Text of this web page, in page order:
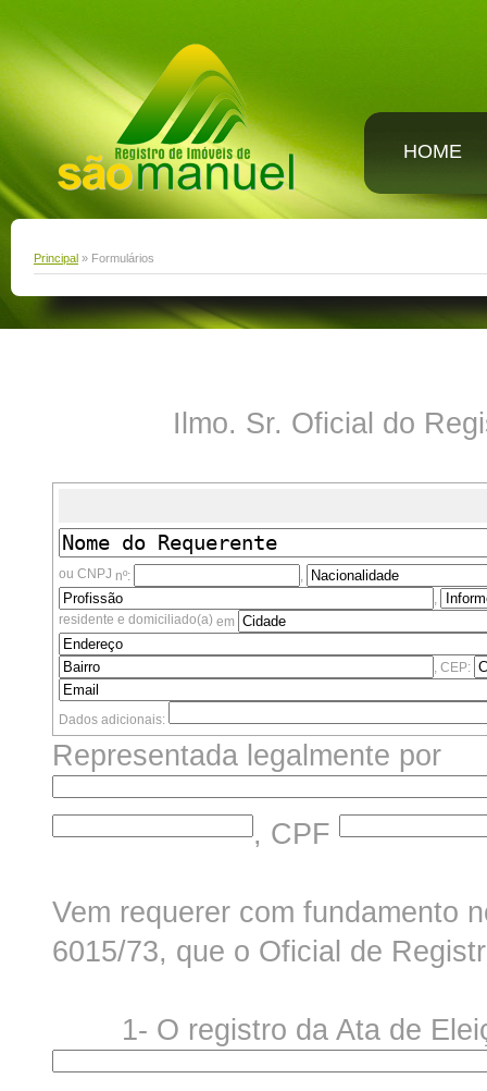
HOME
Principal » Formulários
Ilmo. Sr. Oficial do
ou CNPJ nº:
,
,
residente e domiciliado(a) em
, CEP:
Dados adicionais:
Representada legalmente por
, CPF
Vem requerer com fundamento
6015/73, que o Oficial de
1- O registro da Ata de